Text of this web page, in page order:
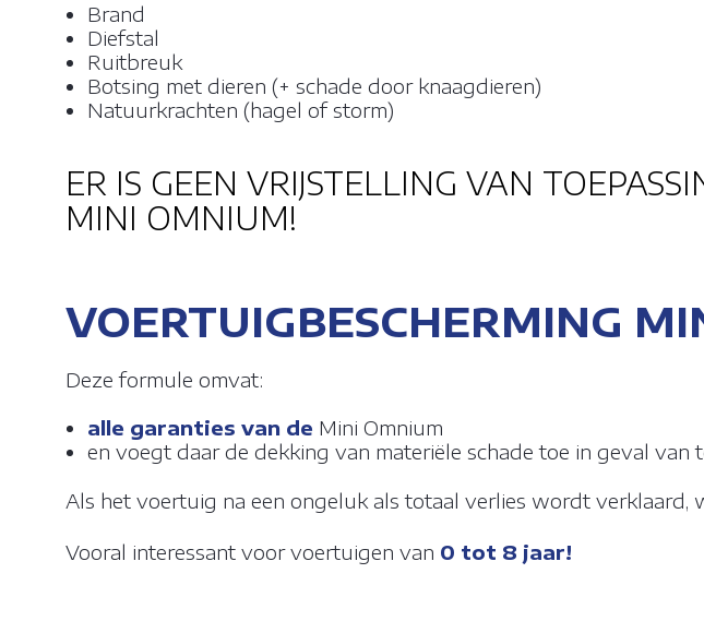
Brand
Diefstal
Ruitbreuk
Botsing met dieren (+ schade door knaagdieren)
Natuurkrachten (hagel of storm)
ER IS GEEN VRIJSTELLING VAN
MINI OMNIUM!
VOERTUIGBESCHERMING
Deze formule omvat:
alle garanties van de Mini Omnium
en voegt daar de dekking van materiële schade toe in geval van
Als het voertuig na een ongeluk als totaal verlies wordt
Vooral interessant voor voertuigen van 0 tot 8 jaar!